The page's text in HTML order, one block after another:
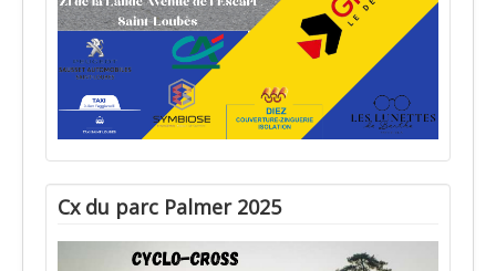
Cx du parc Palmer 2025